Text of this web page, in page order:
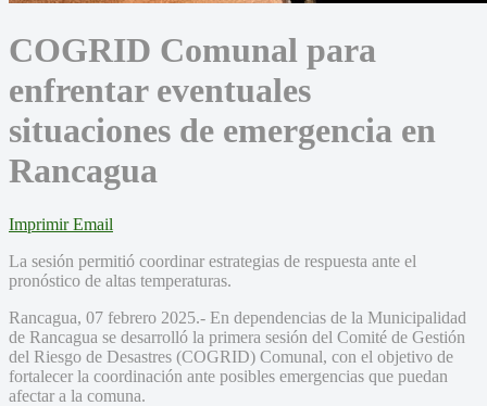
COGRID Comunal para
enfrentar eventuales
situaciones de emergencia en
Rancagua
Imprimir Email
La sesión permitió coordinar estrategias de respuesta ante el
pronóstico de altas temperaturas.
Rancagua, 07 febrero 2025.- En dependencias de la Municipalidad
de Rancagua se desarrolló la primera sesión del Comité de Gestión
del Riesgo de Desastres (COGRID) Comunal, con el objetivo de
fortalecer la coordinación ante posibles emergencias que puedan
afectar a la comuna.